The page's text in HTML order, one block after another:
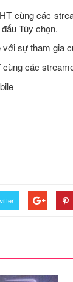
cùng các
Tùy chọn.
sự tham gia
các